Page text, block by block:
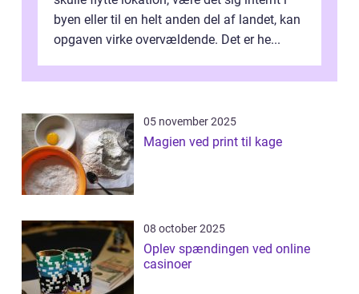
byen eller til en helt anden del af landet, kan
opgaven virke overvældende. Det er he...
05 november 2025
Magien ved print til kage
08 october 2025
Oplev spændingen ved online
casinoer